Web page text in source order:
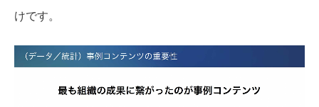
けです。